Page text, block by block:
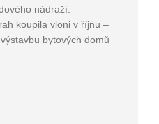
nádraží.
koupila vloni v říjnu –
bytových domů